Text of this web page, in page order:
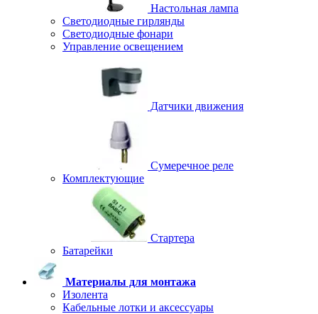
Настольная лампа
Светодиодные гирлянды
Светодиодные фонари
Управление освещением
Датчики движения
Сумеречное реле
Комплектующие
Стартера
Батарейки
Материалы для монтажа
Изолента
Кабельные лотки и аксессуары